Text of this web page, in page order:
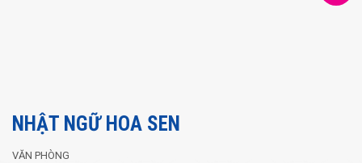
NHẬT NGỮ HOA SEN
VĂN PHÒNG